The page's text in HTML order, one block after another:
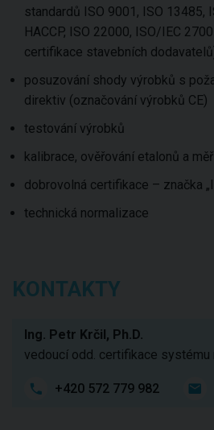
standardů ISO 9001, ISO 13485,
HACCP, ISO 22000, ISO/IEC
certifikace stavebních
posuzování shody výrobků s
direktiv (označování výrobků CE)
testování výrobků
kalibrace, ověřování etalonů a
dobrovolná certifikace – značka
technická normalizace
KONTAKTY
Ing. Petr Krčil, Ph.D.
vedoucí odd. certifikace systému
+420 572 779 982